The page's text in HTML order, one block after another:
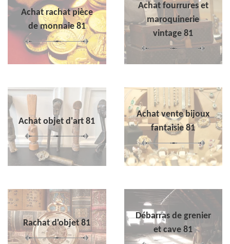
Achat rachat pièce
de monnaie 81
Achat fourrures et
maroquinerie
vintage 81
Achat objet d'art 81
Achat vente bijoux
fantaisie 81
Rachat d'objet 81
Débarras de grenier
et cave 81